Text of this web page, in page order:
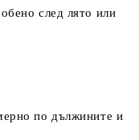
след лято или
по дължините и